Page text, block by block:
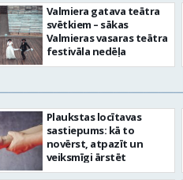
Valmiera gatava teātra
svētkiem – sākas
Valmieras vasaras teātra
festivāla nedēļa
Plaukstas locītavas
sastiepums: kā to
novērst, atpazīt un
veiksmīgi ārstēt